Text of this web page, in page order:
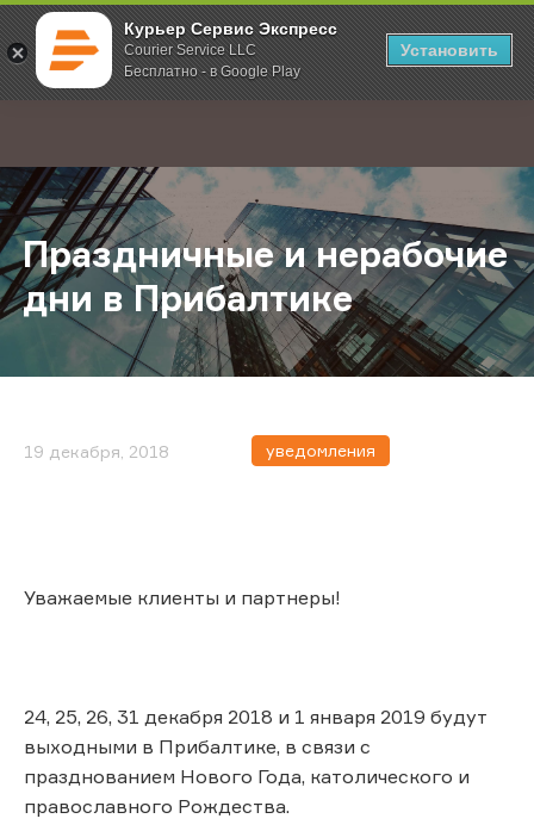
Курьер Сервис Экспресс
Courier Service LLC
Бесплатно - в Google Play
Установить
; Главная О компании Новости Праздничные и нерабочие дни в
Праздничные и нерабочие
дни в Прибалтике
19 декабря, 2018 уведомления
Уважаемые клиенты и партнеры!
24, 25, 26, 31 декабря 2018 и 1 января 2019 будут
выходными в Прибалтике, в связи с
празднованием Нового Года, католического и
православного Рождества.